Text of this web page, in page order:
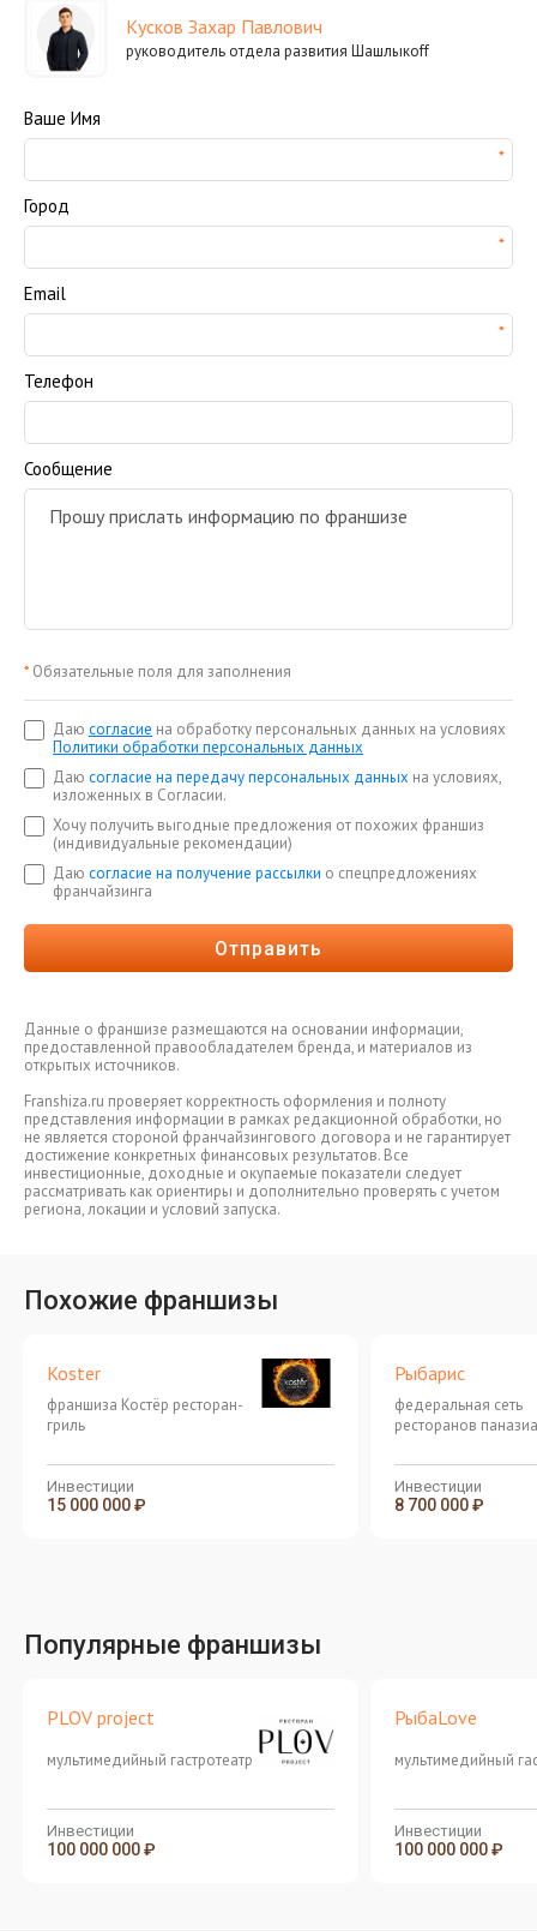
Кусков Захар Павлович
руководитель отдела развития Шашлыкoff
Ваше Имя
Город
Email
Телефон
Сообщение
* Обязательные поля для заполнения
Даю согласие на обработку персональных данных на условиях
Политики обработки персональных данных
Даю согласие на передачу персональных данных на условиях,
изложенных в Согласии.
Хочу получить выгодные предложения от похожих франшиз
(индивидуальные рекомендации)
Даю согласие на получение рассылки о спецпредложениях
франчайзинга
Отправить
Данные о франшизе размещаются на основании информации,
предоставленной правообладателем бренда, и материалов из
открытых источников.
Franshiza.ru проверяет корректность оформления и полноту
представления информации в рамках редакционной обработки, но
не является стороной франчайзингового договора и не гарантирует
достижение конкретных финансовых результатов. Все
инвестиционные, доходные и окупаемые показатели следует
рассматривать как ориентиры и дополнительно проверять с учетом
региона, локации и условий запуска.
Похожие франшизы
Koster
франшиза Костёр ресторан-
гриль
Инвестиции
15 000 000 ₽
Рыбарис
федеральная сеть
ресторанов
Инвестиции
8 700 000 ₽
Популярные франшизы
PLOV project
мультимедийный гастротеатр
Инвестиции
100 000 000 ₽
РыбаLove
мультимедийный
Инвестиции
100 000 000 ₽